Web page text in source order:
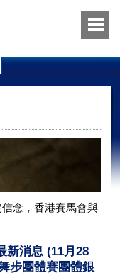
念，香港賽馬會與
新消息 (11月28
步團體賽團體銀